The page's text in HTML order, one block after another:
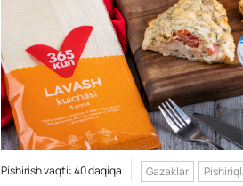
Pishirish vaqti: 40 daqiqa Gazaklar